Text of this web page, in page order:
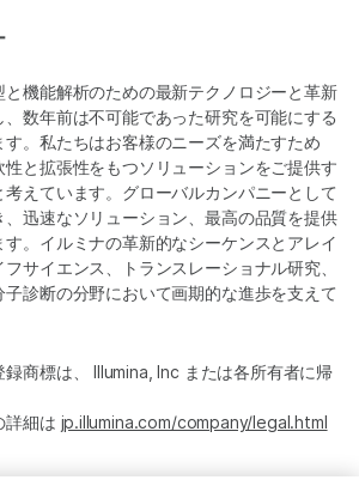
と機能解析のための最新テクノロジーと革新
数年前は不可能であった研究を可能にする
す。私たちはお客様のニーズを満たすため
と拡張性をもつソリューションをご提供す
考えています。グローバルカンパニーとして
迅速なソリューション、最高の品質を提供
。イルミナの革新的なシーケンスとアレイ
サイエンス、トランスレーショナル研究、
診断の分野において画期的な進歩を支えて
商標は、 Illumina, Inc または各所有者に帰
詳細は jp.illumina.com/company/legal.html